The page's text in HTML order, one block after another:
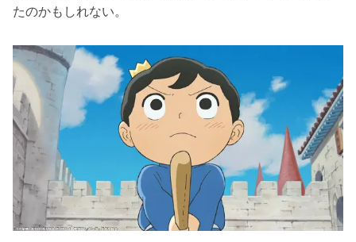
たのかもしれない。